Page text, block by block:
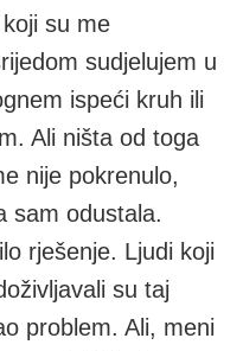
su me
sudjelujem u
ispeći kruh ili
Ali ništa od toga
nije pokrenulo,
sam odustala.
rješenje. Ljudi koji
su taj
problem. Ali, meni